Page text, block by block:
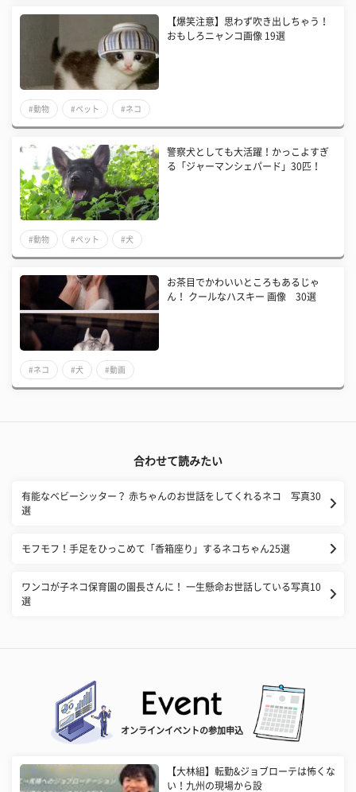
【爆笑注意】思わず吹き出しちゃう！
おもしろニャンコ画像 19選
#動物 #ペット #ネコ
警察犬としても大活躍！かっこよすぎ
る「ジャーマンシェパード」30匹！
#動物 #ペット #犬
お茶目でかわいいところもあるじゃ
ん！ クールなハスキー 画像 30選
#ネコ #犬 #動画
合わせて読みたい
有能なベビーシッター？ 赤ちゃんのお世話をしてくれるネコ 写真30
選
モフモフ！手足をひっこめて「香箱座り」するネコちゃん25選
ワンコが子ネコ保育園の園長さんに！ 一生懸命お世話している写真10
選
オンラインイベントの参加申込
【大林組】転勤&ジョブローテは怖くな
い！九州の現場から設